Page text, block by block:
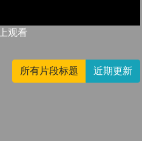
观看
所有片段标题 近期更新